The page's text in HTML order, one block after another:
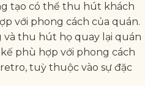
tạo có thể thu hút khách
với phong cách của quán.
và thu hút họ quay lại quán
phù hợp với phong cách
tuỳ thuộc vào sự đặc